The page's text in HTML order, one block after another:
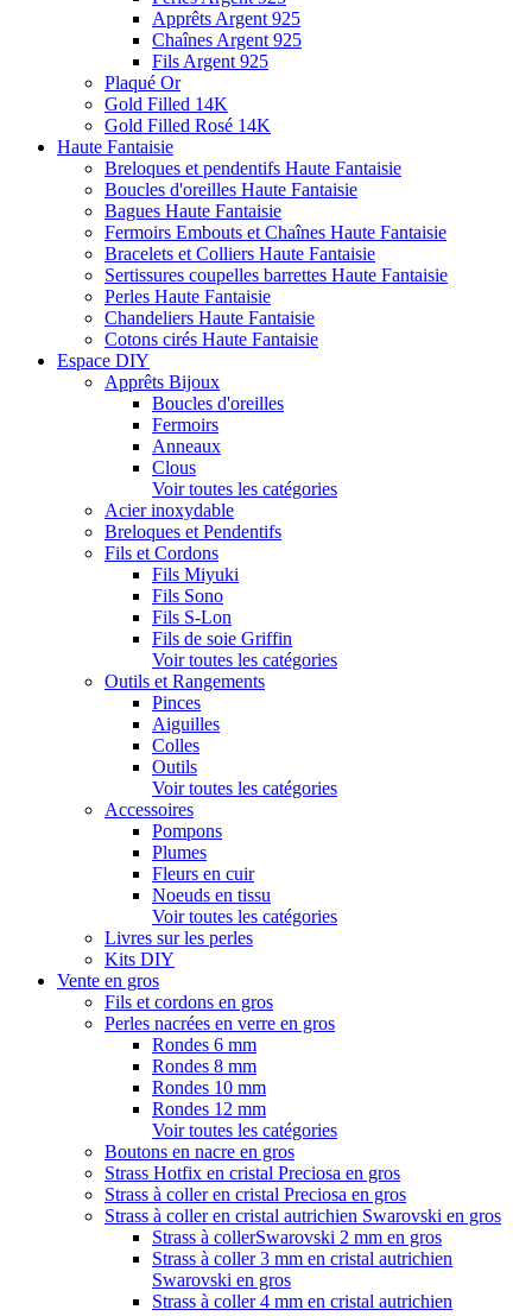
Apprêts Argent 925
Chaînes Argent 925
Fils Argent 925
Plaqué Or
Gold Filled 14K
Gold Filled Rosé 14K
Haute Fantaisie
Breloques et pendentifs Haute Fantaisie
Boucles d'oreilles Haute Fantaisie
Bagues Haute Fantaisie
Fermoirs Embouts et Chaînes Haute Fantaisie
Bracelets et Colliers Haute Fantaisie
Sertissures coupelles barrettes Haute Fantaisie
Perles Haute Fantaisie
Chandeliers Haute Fantaisie
Cotons cirés Haute Fantaisie
Espace DIY
Apprêts Bijoux
Boucles d'oreilles
Fermoirs
Anneaux
Clous
Voir toutes les catégories
Acier inoxydable
Breloques et Pendentifs
Fils et Cordons
Fils Miyuki
Fils Sono
Fils S-Lon
Fils de soie Griffin
Voir toutes les catégories
Outils et Rangements
Pinces
Aiguilles
Colles
Outils
Voir toutes les catégories
Accessoires
Pompons
Plumes
Fleurs en cuir
Noeuds en tissu
Voir toutes les catégories
Livres sur les perles
Kits DIY
Vente en gros
Fils et cordons en gros
Perles nacrées en verre en gros
Rondes 6 mm
Rondes 8 mm
Rondes 10 mm
Rondes 12 mm
Voir toutes les catégories
Boutons en nacre en gros
Strass Hotfix en cristal Preciosa en gros
Strass à coller en cristal Preciosa en gros
Strass à coller en cristal autrichien Swarovski en gros
Strass à collerSwarovski 2 mm en gros
Strass à coller 3 mm en cristal autrichien
Swarovski en gros
Strass à coller 4 mm en cristal autrichien